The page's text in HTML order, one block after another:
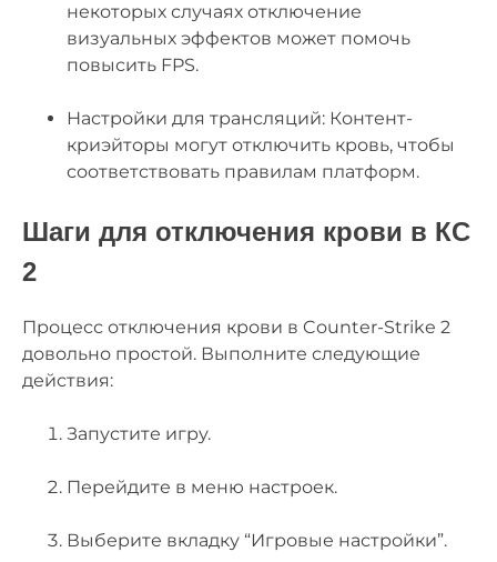
некоторых случаях отключение
визуальных эффектов может помочь
повысить FPS.
Настройки для трансляций: Контент-
криэйторы могут отключить кровь, чтобы
соответствовать правилам платформ.
Шаги для отключения крови в КС
2
Процесс отключения крови в Counter-Strike 2
довольно простой. Выполните следующие
действия:
Запустите игру.
Перейдите в меню настроек.
Выберите вкладку “Игровые настройки”.